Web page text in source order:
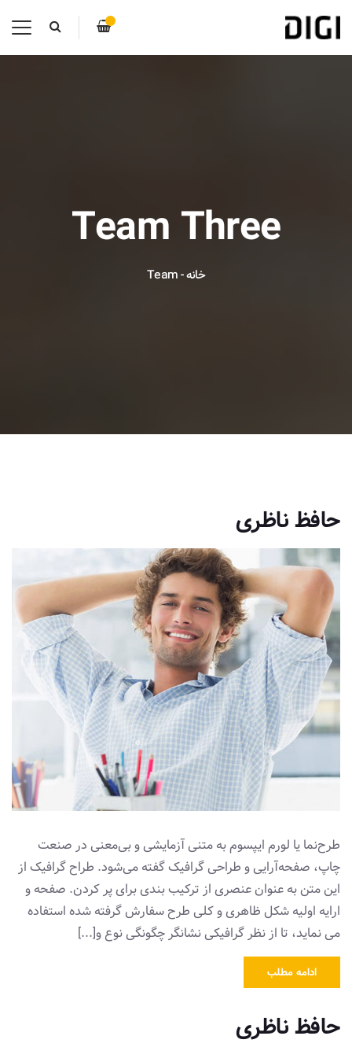
Team Three
خانه-
Team
حافظ ناظری
طرح‌نما یا لورم ایپسوم به متنی آزمایشی و بی‌معنی در صنعت
چاپ، صفحه‌آرایی و طراحی گرافیک گفته می‌شود. طراح گرافیک از
این متن به عنوان عنصری از ترکیب بندی برای پر کردن. صفحه و
ارایه اولیه شکل ظاهری و کلی طرح سفارش گرفته شده استفاده
می نماید، تا از نظر گرافیکی نشانگر چگونگی نوع و[...]
ادامه مطلب
حافظ ناظری